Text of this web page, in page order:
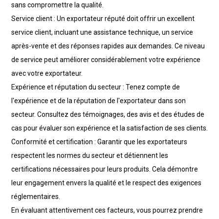
sans compromettre la qualité.
Service client : Un exportateur réputé doit offrir un excellent
service client, incluant une assistance technique, un service
après-vente et des réponses rapides aux demandes. Ce niveau
de service peut améliorer considérablement votre expérience
avec votre exportateur.
Expérience et réputation du secteur : Tenez compte de
l'expérience et de la réputation de l'exportateur dans son
secteur. Consultez des témoignages, des avis et des études de
cas pour évaluer son expérience et la satisfaction de ses clients.
Conformité et certification : Garantir que les exportateurs
respectent les normes du secteur et détiennent les
certifications nécessaires pour leurs produits. Cela démontre
leur engagement envers la qualité et le respect des exigences
réglementaires.
En évaluant attentivement ces facteurs, vous pourrez prendre